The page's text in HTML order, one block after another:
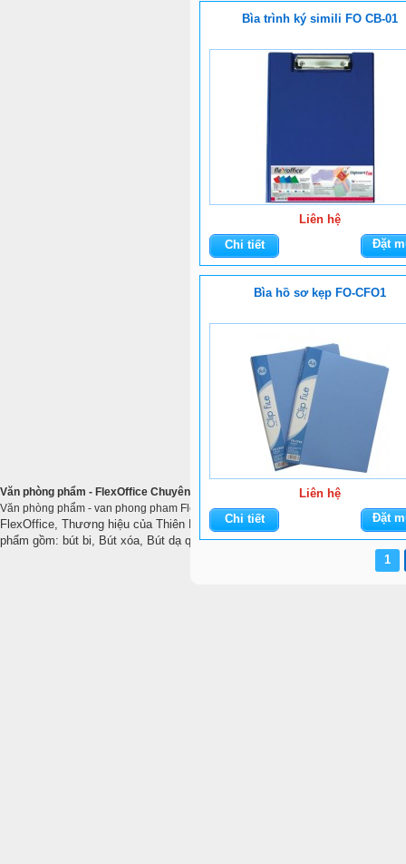
Văn phòng phẩm - FlexOffice Chuyên cung cấp văn phòng phẩm cho công ty -
Văn phòng phẩm - van phong pham Flexoffice - Thương hiệu hàng đầu văn
FlexOffice, Thương hiệu của Thiên Long, Đã có mặt trên 32 quốc gia.
phẩm gồm: bút bi, Bút xóa, Bút dạ quang, Băng keo, Kéo cắt giấy, giấy in
Bìa trình ký simili FO CB-01
Liên hệ
Chi tiết
Đặt
Bìa hồ sơ kẹp FO-CFO1
Liên hệ
Chi tiết
Đặt
1